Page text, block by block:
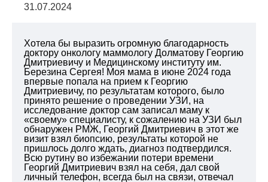
31.07.2024
Хотела бы выразить огромную благодарность
доктору онкологу маммологу Долматову Георгию
Дмитриевичу и Медицинскому институту им.
Березина Сергея! Моя мама в июне 2024 года
впервые попала на прием к Георгию
Дмитриевичу, по результатам которого, было
принято решение о проведении УЗИ, на
исследование доктор сам записал маму к
«своему» специалисту, к сожалению на УЗИ был
обнаружен РМЖ, Георгий Дмитриевич в этот же
визит взял биопсию, результаты которой не
пришлось долго ждать, диагноз подтвердился.
Всю рутину во избежании потери времени
Георгий Дмитриевич взял на себя, дал свой
личный телефон, всегда был на связи, отвечал